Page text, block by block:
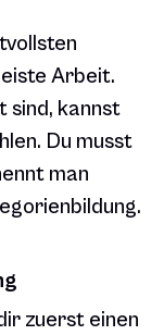
Arbeit.
sind, kannst
Du musst
man
zuerst einen